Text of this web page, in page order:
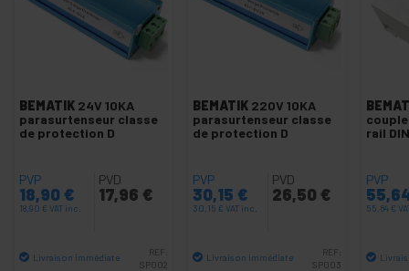
BEMATIK 24V 10KA
parasurtenseur classe
de protection D
PVP
18,90 €
18,90 € VAT inc.
PVD
17,96 €
Livraison immédiate
REF:
SP002
BEMATIK 220V 10KA
parasurtenseur classe
de protection D
PVP
30,15 €
30,15 € VAT inc.
PVD
26,50 €
Livraison immédiate
REF:
SP003
rail
PVP
55,64 €